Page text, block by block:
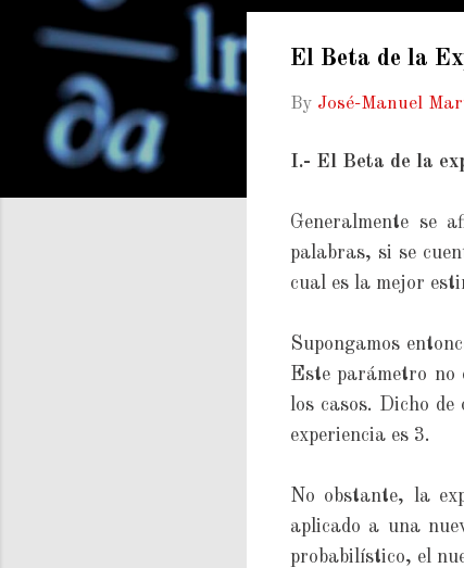
El Beta de la
By José-Manuel
I.- El Beta de la
Generalmente se
palabras, si se
cual es la mejor
Supongamos
Este parámetro no
los casos. Dicho
experiencia es 3.
No obstante, la
aplicado a una
probabilístico, el